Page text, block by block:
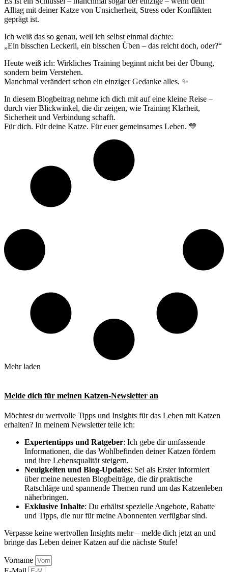
Alltag mit deiner Katze von Unsicherheit, Stress oder Konflikten
geprägt ist.
Ich weiß das so genau, weil ich selbst einmal dachte:
„Ein bisschen Leckerli, ein bisschen Üben – das reicht doch, oder?“
Heute weiß ich: Wirkliches Training beginnt nicht bei der Übung,
sondern beim Verstehen.
Manchmal verändert schon ein einziger Gedanke alles. ✨
In diesem Blogbeitrag nehme ich dich mit auf eine kleine Reise –
durch vier Blickwinkel, die dir zeigen, wie Training Klarheit,
Sicherheit und Verbindung schafft.
Für dich. Für deine Katze. Für euer gemeinsames Leben. 💛
Mehr laden
Melde dich für meinen Katzen-Newsletter an
Möchtest du wertvolle Tipps und Insights für das Leben mit Katzen
erhalten? In meinem Newsletter teile ich:
Expertentipps und Ratgeber: Ich gebe dir umfassende
Informationen, die das Wohlbefinden deiner Katzen fördern
und ihre Lebensqualität steigern.
Neuigkeiten und Blog-Updates: Sei als Erster informiert
über meine neuesten Blogbeiträge, die dir praktische
Ratschläge und spannende Themen rund um das Katzenleben
näherbringen.
Exklusive Inhalte: Du erhältst spezielle Angebote, Rabatte
und Tipps, die nur für meine Abonnenten verfügbar sind.
Verpasse keine wertvollen Insights mehr – melde dich jetzt an und
bringe das Leben deiner Katzen auf die nächste Stufe!
Vorname